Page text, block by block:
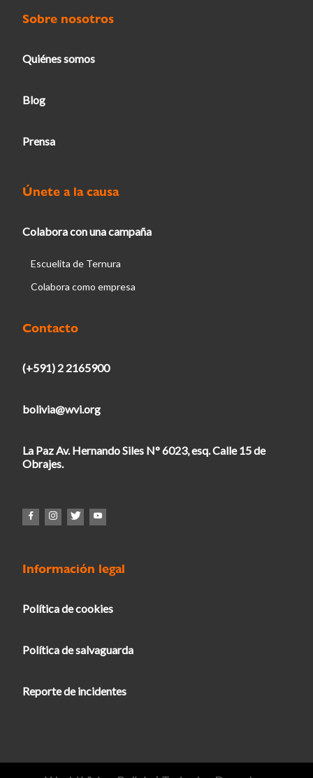
Sobre nosotros
Quiénes somos
Blog
Prensa
Únete a la causa
Colabora con una campaña
Escuelita de Ternura
Colabora como empresa
Contacto
(+591) 2 2165900
bolivia@wvi.org
La Paz Av. Hernando Siles N° 6023, esq. Calle 15 de
Obrajes.
Información legal
Política de cookies
Política de salvaguarda
Reporte de incidentes